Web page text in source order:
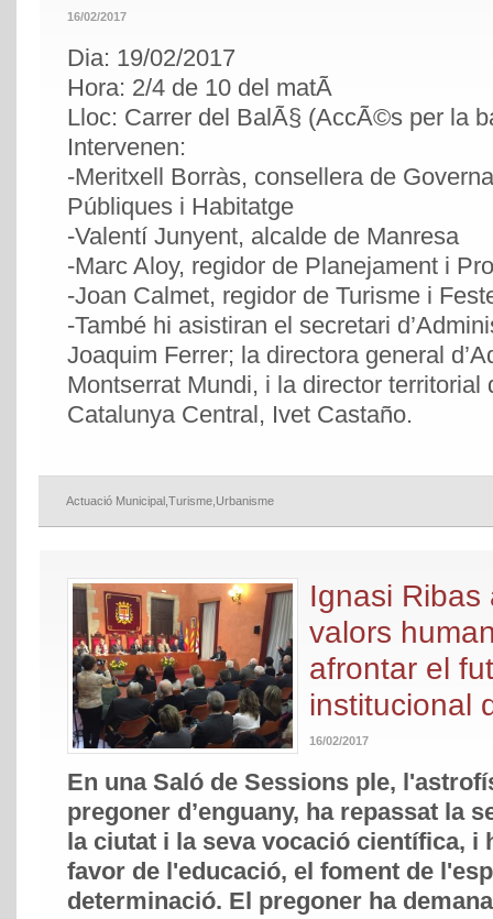
16/02/2017
Dia: 19/02/2017
Hora: 2/4 de 10 del matÃ­
Lloc: Carrer del BalÃ§ (AccÃ©s per la
Intervenen:
-Meritxell Borràs, consellera de
Públiques i Habitatge
-Valentí Junyent, alcalde de Manresa
-Marc Aloy, regidor de Planejament i
-Joan Calmet, regidor de Turisme i
-També hi asistiran el secretari
Joaquim Ferrer; la directora general
Montserrat Mundi, i la director territorial
Catalunya Central, Ivet Castaño.
Actuació Municipal Turisme Urbanisme
Ignasi Ribas
valors
afrontar el
institucional
16/02/2017
En una Saló de Sessions ple,
pregoner d’enguany, ha repassat la
la ciutat i la seva vocació científica, i
favor de l'educació, el foment de
determinació. El pregoner ha